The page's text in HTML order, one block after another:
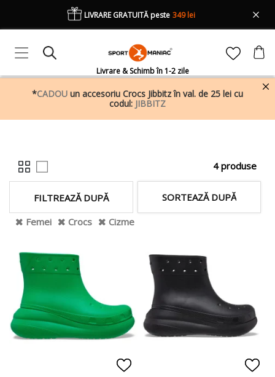
Livrare & Schimb în 1-2 zile
LIVRARE GRATUITĂ peste 349 lei
*CADOU un accesoriu Crocs Jibbitz în val. de 25 lei cu
codul: JIBBITZ
4 produse
SORTEAZĂ DUPĂ
FILTREAZĂ DUPĂ
Femei
Crocs Cizme